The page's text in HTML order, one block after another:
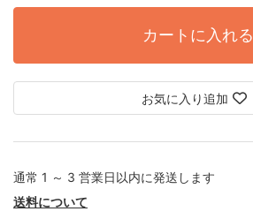
カートに入れる
お気に入り追加
通常 1 ～ 3 営業日以内に発送します
送料について